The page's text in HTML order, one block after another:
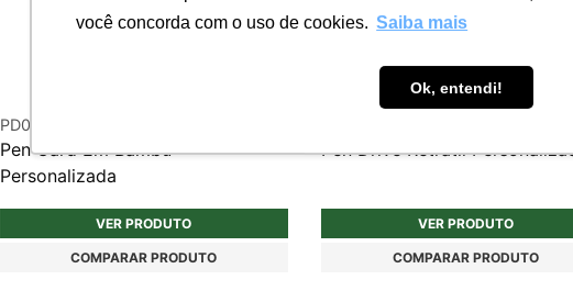
você concorda com o uso de cookies. Saiba mais
Ok, entendi!
PD024
Pen Card Em Bambu
Personalizada
VER PRODUTO
COMPARAR PRODUTO
Pen Drive Retrátil
VER PRODUTO
COMPARAR PRODUTO